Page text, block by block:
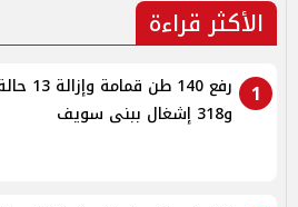
الأكثر قراءة
1
رفع 140
و318 إشغال ببنى سويف